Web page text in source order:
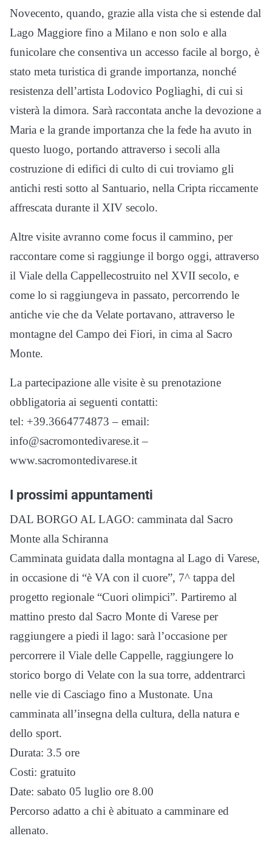
Novecento, quando, grazie alla vista che si estende dal
Lago Maggiore fino a Milano e non solo e alla
funicolare che consentiva un accesso facile al borgo, è
stato meta turistica di grande importanza, nonché
resistenza dell’artista Lodovico Pogliaghi, di cui si
visterà la dimora. Sarà raccontata anche la devozione a
Maria e la grande importanza che la fede ha avuto in
questo luogo, portando attraverso i secoli alla
costruzione di edifici di culto di cui troviamo gli
antichi resti sotto al Santuario, nella Cripta riccamente
affrescata durante il XIV secolo.
Altre visite avranno come focus il cammino, per
raccontare come si raggiunge il borgo oggi, attraverso
il Viale della Cappellecostruito nel XVII secolo, e
come lo si raggiungeva in passato, percorrendo le
antiche vie che da Velate portavano, attraverso le
montagne del Campo dei Fiori, in cima al Sacro
Monte.
La partecipazione alle visite è su prenotazione
obbligatoria ai seguenti contatti:
tel: +39.3664774873 – email:
info@sacromontedivarese.it –
www.sacromontedivarese.it
I prossimi appuntamenti
DAL BORGO AL LAGO: camminata dal Sacro
Monte alla Schiranna
Camminata guidata dalla montagna al Lago di Varese,
in occasione di “è VA con il cuore”, 7^ tappa del
progetto regionale “Cuori olimpici”. Partiremo al
mattino presto dal Sacro Monte di Varese per
raggiungere a piedi il lago: sarà l’occasione per
percorrere il Viale delle Cappelle, raggiungere lo
storico borgo di Velate con la sua torre, addentrarci
nelle vie di Casciago fino a Mustonate. Una
camminata all’insegna della cultura, della natura e
dello sport.
Durata: 3.5 ore
Costi: gratuito
Date: sabato 05 luglio ore 8.00
Percorso adatto a chi è abituato a camminare ed
allenato.